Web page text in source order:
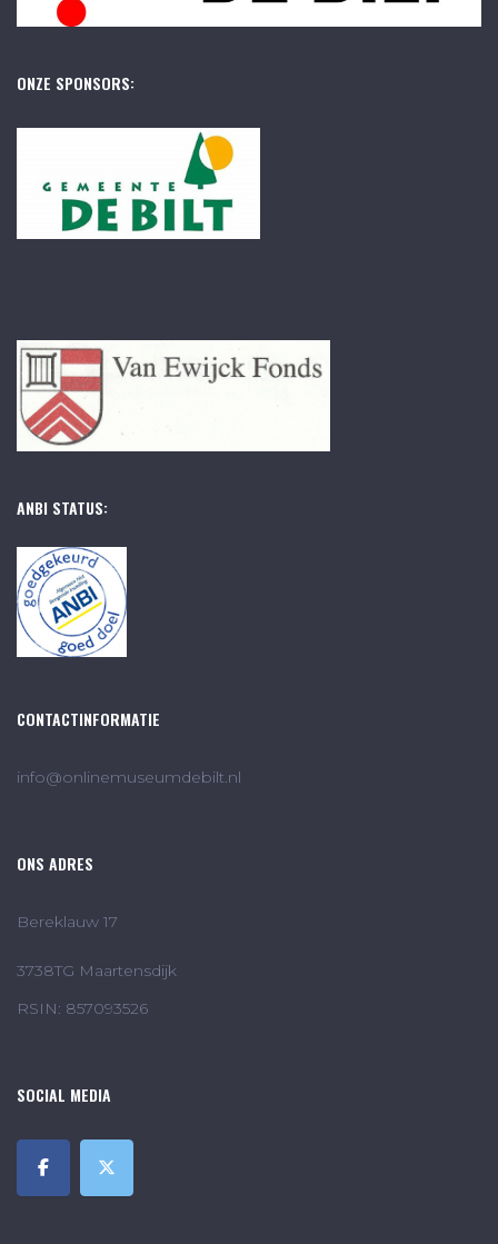
ONZE SPONSORS:
ANBI STATUS:
CONTACTINFORMATIE
info@onlinemuseumdebilt.nl
ONS ADRES
Bereklauw 17
3738TG Maartensdijk
RSIN: 857093526
SOCIAL MEDIA